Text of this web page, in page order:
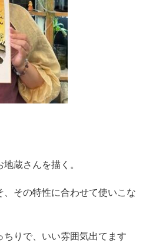
蔵さんを描く。
その特性に合わせて使いこな
ちりで、いい雰囲気出てます